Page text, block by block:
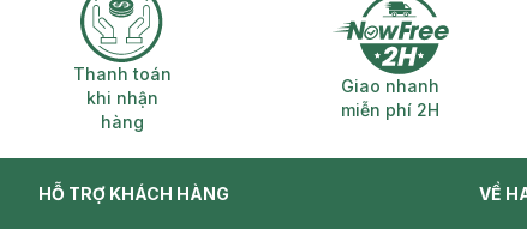
Thanh toán khi nhận hàng
Thanh toán
khi nhận
hàng
Giao nhanh
Giao nhanh
miễn phí 2H
HỖ TRỢ KHÁCH HÀNG VỀ